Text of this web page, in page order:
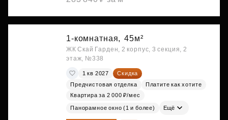
1-комнатная, 45м²
ЖК Скай Гарден, 2 корпус, 3 секция, 2
этаж, №338
1 кв 2027
Скидка
Предчистовая отделка
Платите как хотите
Квартира за 2 000 ₽/мес
Панорамное окно (1 и более) Ещё